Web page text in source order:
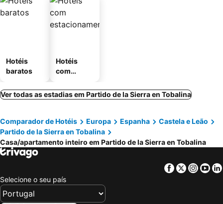
Hotéis
baratos
Hotéis
com
mento
Ver todas as estadias em Partido de la Sierra en Tobalina
Comparador de Hotéis Europa Espanha
Castela e Leão
Partido de la Sierra en Tobalina
Casa/apartamento inteiro em Partido de la Sierra en Tobalina
Facebook
Twitter
Selecione o seu país